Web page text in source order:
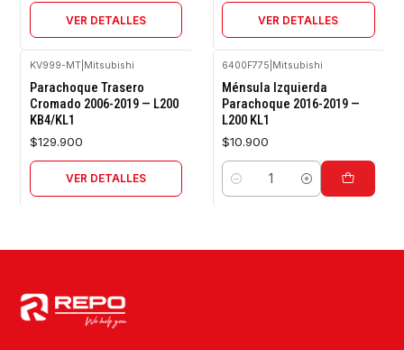
VER DETALLES VER DETALLES
KV999-MT| Mitsubishi
Parachoque Trasero
Cromado 2006-2019 — L200
KB4/KL1
$129.900
VER DETALLES
6400F775 Mitsubishi
Ménsula Izquierda
Parachoque 2016-2019 —
L200 KL1
$10.900
Cantidad